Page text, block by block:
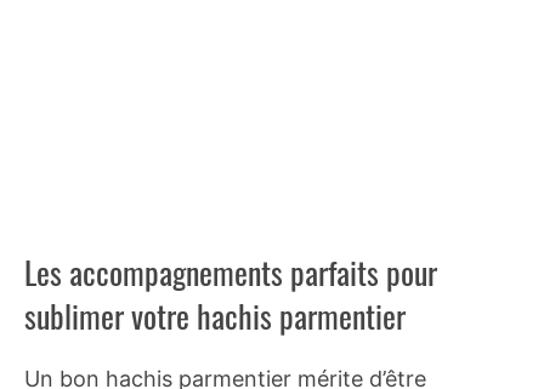
Les accompagnements parfaits pour
sublimer votre hachis parmentier
Un bon hachis parmentier mérite d’être